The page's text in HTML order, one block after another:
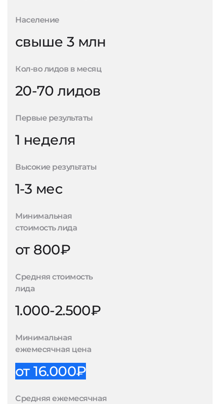
Население
свыше 3 млн
Кол-во лидов в месяц
20-70 лидов
Первые результаты
1 неделя
Высокие результаты
1-3 мес
Минимальная
стоимость лида
от 800₽
Средняя стоимость
лида
1.000-2.500₽
Минимальная
ежемесячная цена
от 16.000₽
Средняя ежемесячная